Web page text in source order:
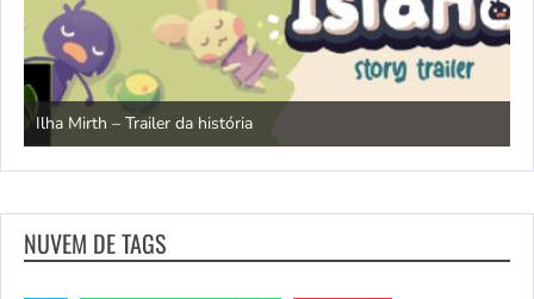
Ilha Mirth – Trailer da história
NUVEM DE TAGS